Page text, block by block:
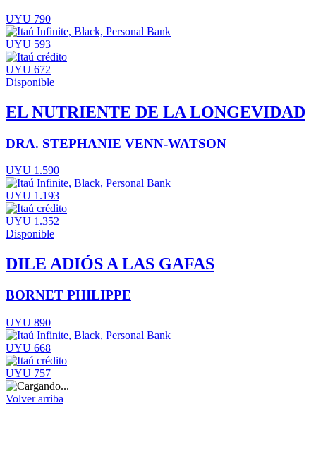
UYU 790
UYU 593
UYU 672
Disponible
EL NUTRIENTE DE LA LONGEVIDAD
DRA. STEPHANIE VENN-WATSON
UYU 1.590
UYU 1.193
UYU 1.352
Disponible
DILE ADIÓS A LAS GAFAS
BORNET PHILIPPE
UYU 890
UYU 668
UYU 757
Volver arriba